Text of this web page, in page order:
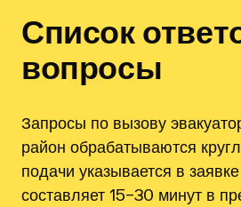
Список
вопросы
Запросы по вызову
район обрабатываются
подачи указывается в
составляет 15–30 минут в